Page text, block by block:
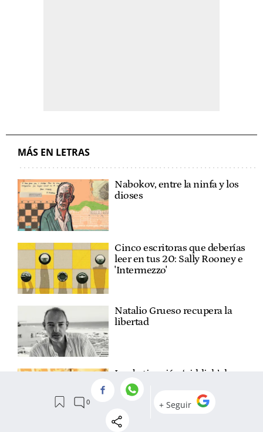
MÁS EN LETRAS
Nabokov, entre la ninfa y los
dioses
Cinco escritoras que deberías
leer en tus 20: Sally Rooney e
'Intermezzo'
Natalio Grueso recupera la
libertad
La obstinación ‘yiddish’ de
Isaac Bashevis Singer